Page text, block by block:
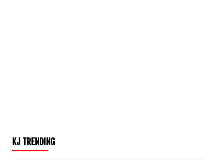
KJ TRENDING